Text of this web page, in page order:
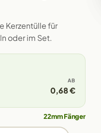
Kerzentülle für
oder im Set.
AB
0,68 €
22mm Fänger